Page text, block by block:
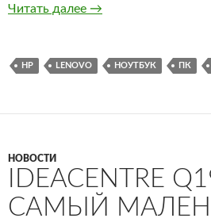
Читать далее Lenovo откроет
→
HP LENOVO НОУТБУК ПК
НОВОСТИ
IDEACENTRE
САМЫЙ